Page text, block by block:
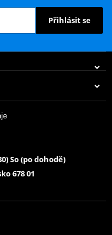
Přihlásit se
So (po dohodě)
678 01